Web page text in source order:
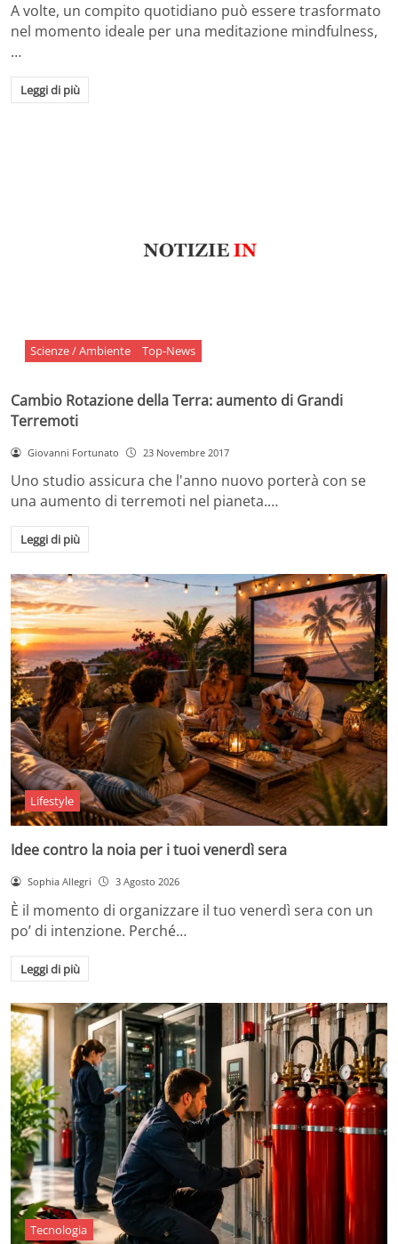
A volte, un compito quotidiano può essere trasformato
nel momento ideale per una meditazione mindfulness,
…
Leggi di più
Scienze / Ambiente Top-News
Cambio Rotazione della Terra: aumento di Grandi
Terremoti
Giovanni Fortunato 23 Novembre 2017
Uno studio assicura che l'anno nuovo porterà con se
una aumento di terremoti nel pianeta.…
Leggi di più
Lifestyle
Idee contro la noia per i tuoi venerdì sera
Sophia Allegri 3 Agosto 2026
È il momento di organizzare il tuo venerdì sera con un
po’ di intenzione. Perché…
Leggi di più
Tecnologia